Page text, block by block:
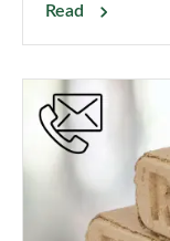
Read